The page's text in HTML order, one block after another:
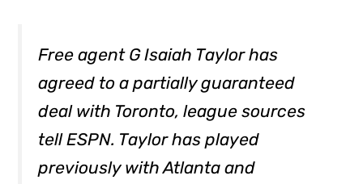
Free agent G Isaiah Taylor has
agreed to a partially guaranteed
deal with Toronto, league sources
tell ESPN. Taylor has played
previously with Atlanta and